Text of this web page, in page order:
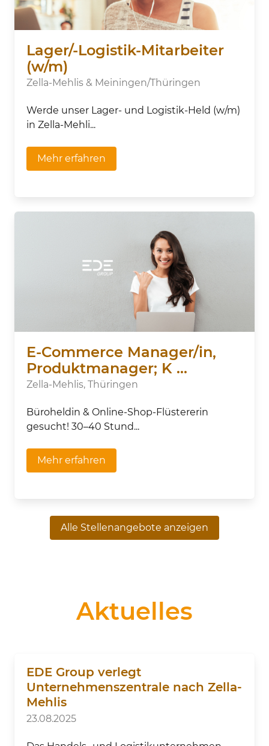
Lager/-Logistik-Mitarbeiter
(w/m)
Zella-Mehlis & Meiningen/Thüringen
Werde unser Lager- und Logistik-Held (w/m)
in Zella-Mehli...
Mehr erfahren
E-Commerce Manager/in,
Produktmanager; K ...
Zella-Mehlis, Thüringen
Büroheldin & Online-Shop-Flüstererin
gesucht! 30–40 Stund...
Mehr erfahren
Alle Stellenangebote anzeigen
Aktuelles
EDE Group verlegt
Unternehmenszentrale nach Zella-
Mehlis
23.08.2025